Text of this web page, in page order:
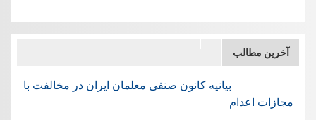
آخرین مطالب
بیانیه کانون صنفی معلمان ایران در مخالفت با
مجازات اعدام